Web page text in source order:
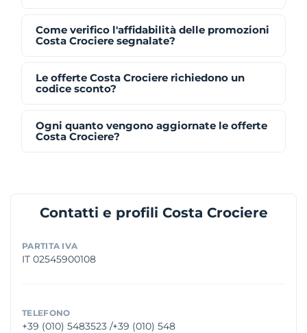
Come verifico l'affidabilità delle promozioni
Costa Crociere segnalate?
Le offerte Costa Crociere richiedono un
codice sconto?
Ogni quanto vengono aggiornate le offerte
Costa Crociere?
Contatti e profili Costa Crociere
PARTITA IVA
IT 02545900108
TELEFONO
+39 (010) 5483523 /+39 (010) 548